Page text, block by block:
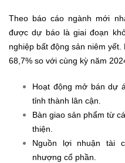
Theo báo cáo ngành mới
được dự báo là giai đoạn
nghiệp bất động sản niêm
68,7% so với cùng kỳ năm
Hoạt động mở bán dự
tỉnh thành lân cận.
Bàn giao sản phẩm từ
thiện.
Nguồn lợi nhuận tài
nhượng cổ phần.